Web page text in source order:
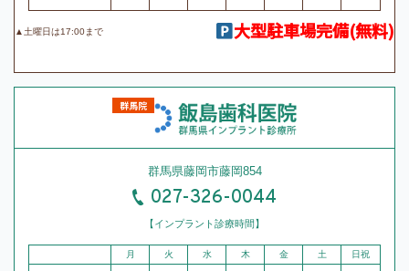
▲土曜日は17:00まで 大型駐車場完備(無料)
群馬県藤岡市藤岡854
027-326-0044
【インプラント診療時間】
月 火 水 木 金 土 日祝